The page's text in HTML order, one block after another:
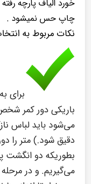
چاپ حس نمیشود .
نکات مربوط به
برای
باریکی دور کمر
می‌شود باید لباس
دقیق شود.) متر را
بطوریکه دو انگشت
می‌گیریم. و در